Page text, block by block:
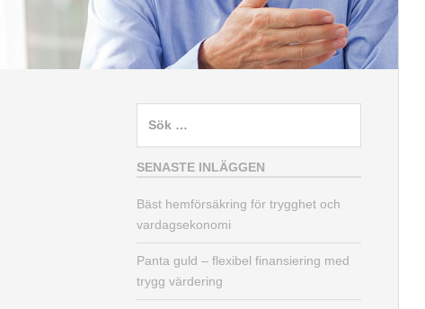
SENASTE INLÄGGEN
Bäst hemförsäkring för trygghet och
vardagsekonomi
Panta guld – flexibel finansiering med
trygg värdering